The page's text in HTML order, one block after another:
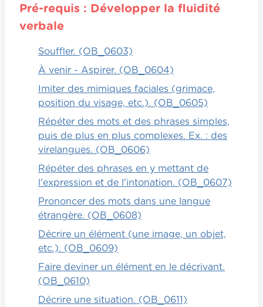
s'échanger la phrase et valider que c'est
bien le cas. L'objectif est que l'ensemble
partenaire le plus rapidement possible.
Autonomie
et leur donner une série de consignes.
Parce que les enfants, c'est très important
pour qu'ils réussissent bien à l'école, qu'ils
apprennent à respecter les consignes, à
bien les lire et les faire jusqu'au bout.
Alors par exemple, on pourrait leur dire : «
crayon jaune fluorescent pour surligner
chaque mot. » Ensuite, vous devez mettre
deux barres en rouge à la fin de chaque
phrase. Ensuite, vous devez numéroter
chacun des mots que vous avez surlignés
Pré-requis : Développer la fluidité
verbale
Souffler. (OB_0603)
À venir - Aspirer. (OB_0604)
Imiter des mimiques faciales (grimace,
position du visage, etc.). (OB_0605)
Répéter des mots et des phrases simples,
puis de plus en plus complexes. Ex. : des
virelangues. (OB_0606)
Répéter des phrases en y mettant de
l'expression et de l'intonation. (OB_0607)
Prononcer des mots dans une langue
étrangère. (OB_0608)
Décrire un élément (une image, un objet,
etc.). (OB_0609)
Faire deviner un élément en le décrivant.
(OB_0610)
Décrire une situation. (OB_0611)